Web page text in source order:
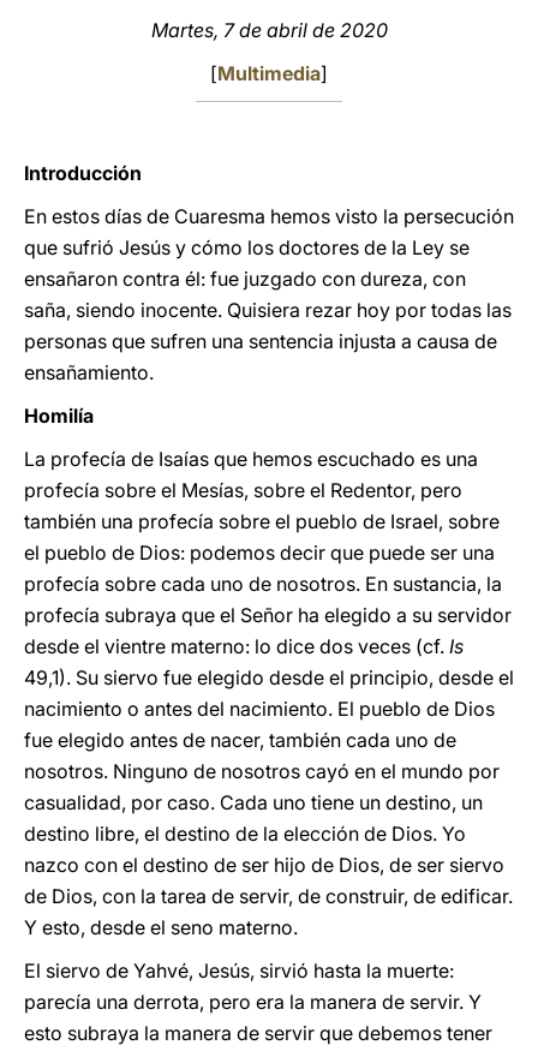
Martes, 7 de abril de 2020
[Multimedia]
Introducción
En estos días de Cuaresma hemos visto la persecución
que sufrió Jesús y cómo los doctores de la Ley se
ensañaron contra él: fue juzgado con dureza, con
saña, siendo inocente. Quisiera rezar hoy por todas las
personas que sufren una sentencia injusta a causa de
ensañamiento.
Homilía
La profecía de Isaías que hemos escuchado es una
profecía sobre el Mesías, sobre el Redentor, pero
también una profecía sobre el pueblo de Israel, sobre
el pueblo de Dios: podemos decir que puede ser una
profecía sobre cada uno de nosotros. En sustancia, la
profecía subraya que el Señor ha elegido a su servidor
desde el vientre materno: lo dice dos veces (cf. Is
49,1). Su siervo fue elegido desde el principio, desde el
nacimiento o antes del nacimiento. El pueblo de Dios
fue elegido antes de nacer, también cada uno de
nosotros. Ninguno de nosotros cayó en el mundo por
casualidad, por caso. Cada uno tiene un destino, un
destino libre, el destino de la elección de Dios. Yo
nazco con el destino de ser hijo de Dios, de ser siervo
de Dios, con la tarea de servir, de construir, de edificar.
Y esto, desde el seno materno.
El siervo de Yahvé, Jesús, sirvió hasta la muerte:
parecía una derrota, pero era la manera de servir. Y
esto subraya la manera de servir que debemos tener